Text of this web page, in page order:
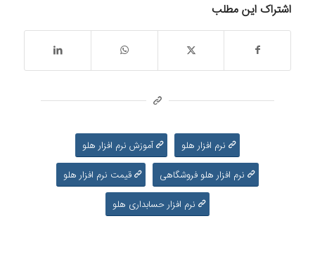
اشتراک این مطلب
نرم افزار هلو
آموزش نرم افزار هلو
نرم افزار هلو فروشگاهی
قیمت نرم افزار هلو
نرم افزار حسابداری هلو